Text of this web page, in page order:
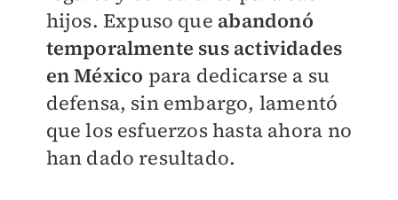
hijos. Expuso que abandonó
temporalmente sus actividades
en México para dedicarse a su
defensa, sin embargo, lamentó
que los esfuerzos hasta ahora no
han dado resultado.